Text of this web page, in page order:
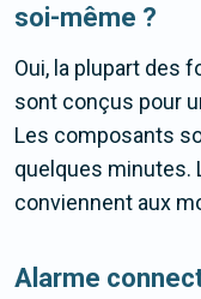
soi-même ?
Oui, la plupart des
sont conçus pour
Les composants
quelques minutes.
conviennent aux
Alarme